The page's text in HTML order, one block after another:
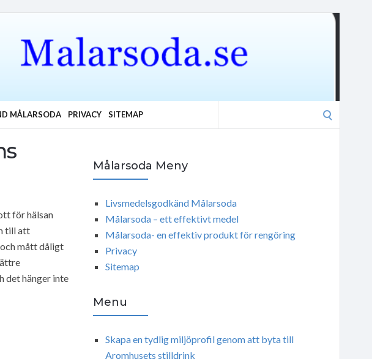
MÅLARSODA PRIVACY SITEMAP
för hälsan
till att
mått dåligt
det hänger inte
Målarsoda Meny
Livsmedelsgodkänd Målarsoda
Målarsoda – ett effektivt medel
Målarsoda- en effektiv produkt för rengöring
Privacy
Sitemap
Menu
Skapa en tydlig miljöprofil genom att byta till
Aromhusets stilldrink